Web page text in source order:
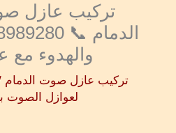
تركيب عازل
والهدوء مع
تركيب عازل صوت الدمام
لعوازل الصوت
أفضل
شركة
عزل
اسطح
بالدمام